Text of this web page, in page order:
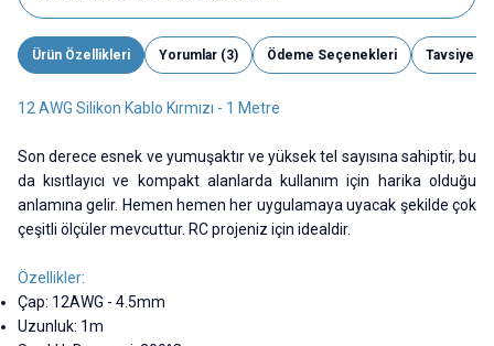
Ürün Özellikleri Yorumlar (3) Ödeme Seçenekleri Tavsiye Et
12 AWG Silikon Kablo Kırmızı - 1 Metre
Son derece esnek ve yumuşaktır ve yüksek tel sayısına sahiptir, bu
da kısıtlayıcı ve kompakt alanlarda kullanım için harika olduğu
anlamına gelir. Hemen hemen her uygulamaya uyacak şekilde çok
çeşitli ölçüler mevcuttur. RC projeniz için idealdir.
Özellikler:
Çap: 12AWG - 4.5mm
Uzunluk: 1m